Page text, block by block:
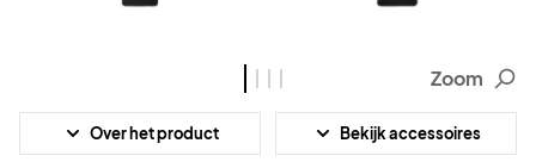
Zoom
Over het product Bekijk accessoires